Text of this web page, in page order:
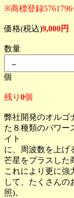
※商標登録
価格(税込)9,000円
数量
個
残り 0個
弊社開発のオルゴ
た８種類のパワー
イト
に、周波数を上げ
芒星をプラスした
これにより更に強
して、たくさんの
照)。